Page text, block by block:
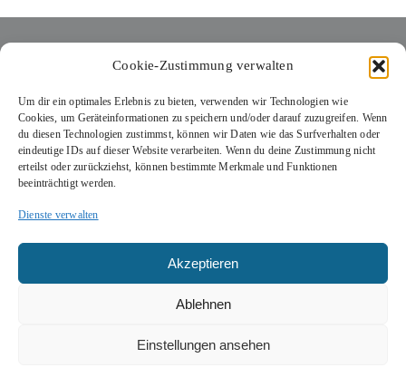
Cookie-Zustimmung verwalten
Um dir ein optimales Erlebnis zu bieten, verwenden wir Technologien wie
Cookies, um Geräteinformationen zu speichern und/oder darauf zuzugreifen. Wenn
du diesen Technologien zustimmst, können wir Daten wie das Surfverhalten oder
eindeutige IDs auf dieser Website verarbeiten. Wenn du deine Zustimmung nicht
erteilst oder zurückziehst, können bestimmte Merkmale und Funktionen
beeinträchtigt werden.
Dienste verwalten
Akzeptieren
Ablehnen
Einstellungen ansehen
Di bis Sa: 12:00 bis 22:00 Uhr
So und Feiertage: 10:00 bis 20:00 Uhr
Montags Ruhetag (auch Feiertagsmontage)